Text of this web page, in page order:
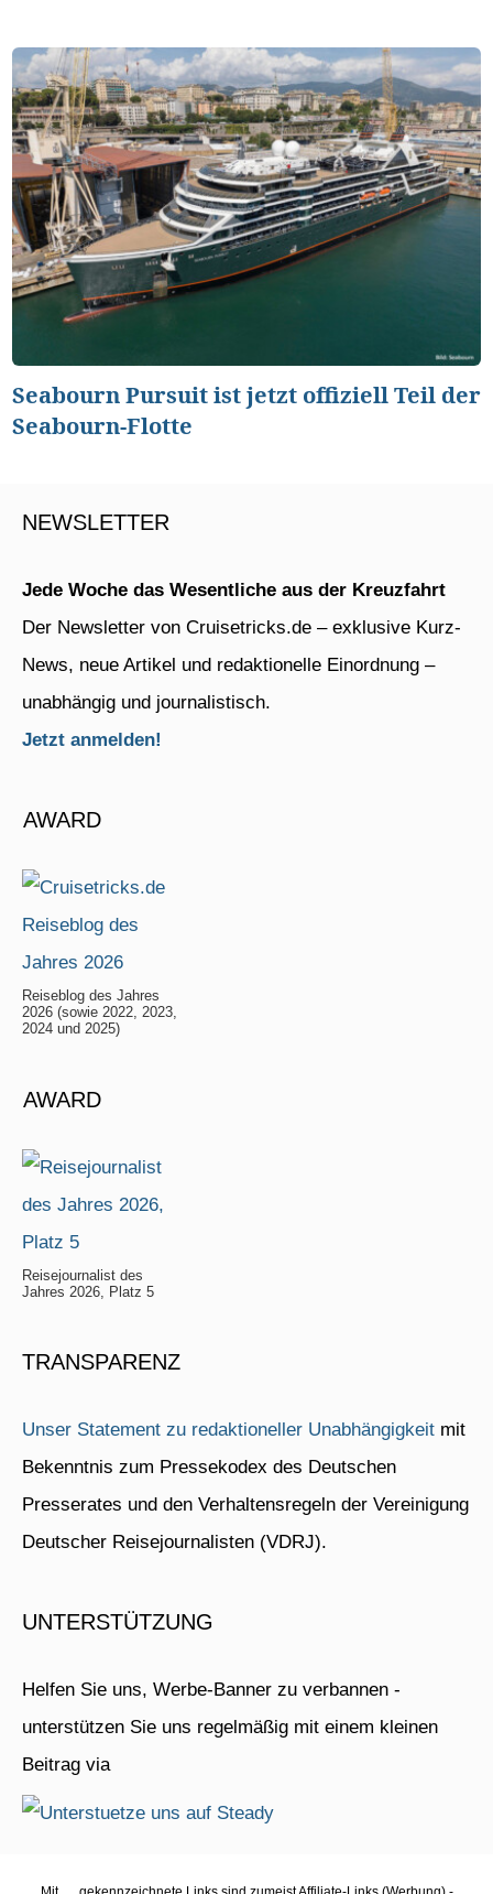
Seabourn Pursuit ist jetzt offiziell Teil der
Seabourn-Flotte
NEWSLETTER
Jede Woche das Wesentliche aus der Kreuzfahrt
Der Newsletter von Cruisetricks.de – exklusive Kurz-
News, neue Artikel und redaktionelle Einordnung –
unabhängig und journalistisch.
Jetzt anmelden!
AWARD
Reiseblog des Jahres
2026 (sowie 2022, 2023,
2024 und 2025)
AWARD
Reisejournalist des
Jahres 2026, Platz 5
TRANSPARENZ
Unser Statement zu redaktioneller Unabhängigkeit mit
Bekenntnis zum Pressekodex des Deutschen
Presserates und den Verhaltensregeln der Vereinigung
Deutscher Reisejournalisten (VDRJ).
UNTERSTÜTZUNG
Helfen Sie uns, Werbe-Banner zu verbannen -
unterstützen Sie uns regelmäßig mit einem kleinen
Beitrag via